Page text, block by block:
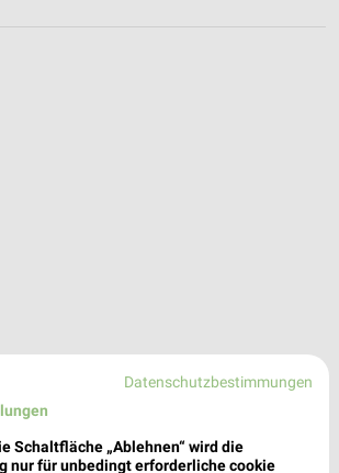
Deutschland
Datenschutzbestimmungen
Schaltfläche „Ablehnen“ wird die
nur für unbedingt erforderliche cookie